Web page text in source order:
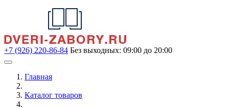
+7 (926) 220-86-84 Без выходных: 09:00 до 20:00
Главная
Каталог товаров